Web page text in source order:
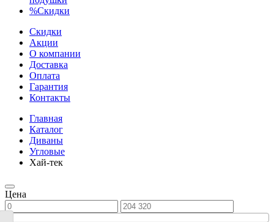
%Скидки
Скидки
Акции
О компании
Доставка
Оплата
Гарантия
Контакты
Главная
Каталог
Диваны
Угловые
Хай-тек
Цена